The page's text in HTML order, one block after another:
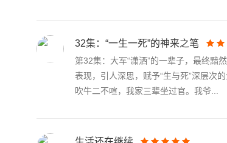
32集：“一生一死”的神来之笔
第32集：大军“潇洒”的一辈子，最终黯
表现，引人深思，赋予“生与死”深层次
吹牛二不喧，我家三辈坐过官。我爷...